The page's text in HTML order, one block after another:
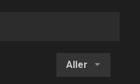
Aller